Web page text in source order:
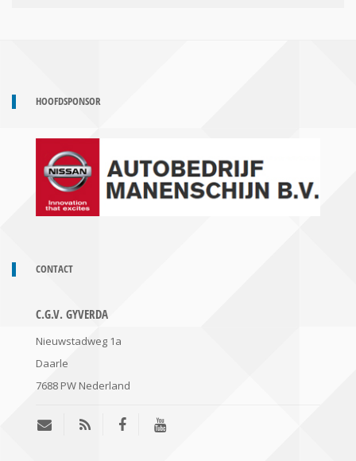
HOOFDSPONSOR
CONTACT
C.G.V. GYVERDA
Nieuwstadweg 1a
Daarle
7688 PW Nederland